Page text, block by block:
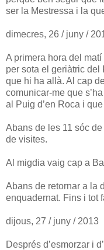
ser la Mestressa i la
dimecres, 26 / juny /
A primera hora del
per sota el geriàtric del
que hi ha allà. Al cap
comunicar-me que
al Puig d’en Roca i
Abans de les 11 sóc
de visites.
Al migdia vaig cap a
Abans de retornar a la
enquadernat. Fins i tot
dijous, 27 / juny / 2013
Després d’esmorzar i